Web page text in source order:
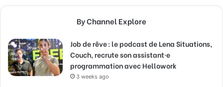
By Channel Explore
Job de rêve : le podcast de Lena Situations,
Couch, recrute son assistant·e
programmation avec Hellowork
3 weeks ago